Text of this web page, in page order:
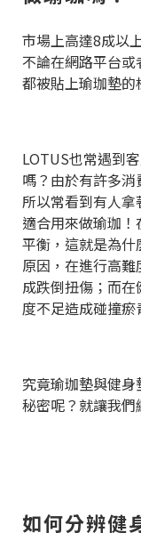
市場上高達8成以
不論在網路平台或
都被貼上瑜珈墊的
LOTUS也常遇到
嗎？由於有許多消
所以常看到有人
適合用來做瑜珈
平衡，這就是為
原因，在進行高
成跌倒扭傷；而
度不足造成碰撞瘀
究竟瑜珈墊與健
秘密呢？就讓我
如何分辨健